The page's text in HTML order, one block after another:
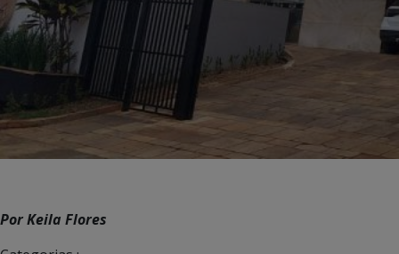
Por Keila Flores